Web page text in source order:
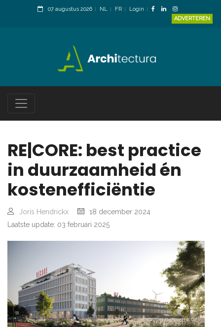
07 augustus 2026 NL FR
Login
ADVERTEREN
RE|CORE: best practice
in duurzaamheid én
kostenefficiëntie
Joris Hendrickx
18 december 2024
Laatste update: 03 februari 2025